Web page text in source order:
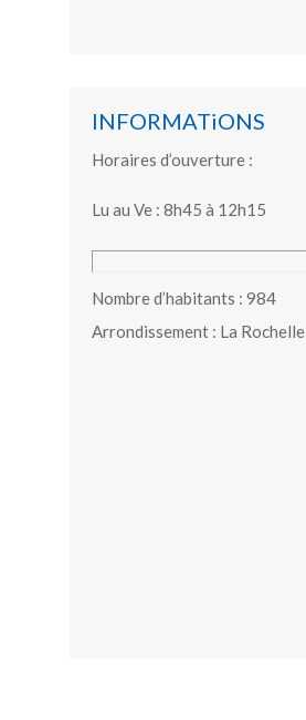
INFORMATiONS
Horaires d’ouverture :
Lu au Ve : 8h45 à 12h15
Nombre d’habitants : 984
Arrondissement : La Rochelle